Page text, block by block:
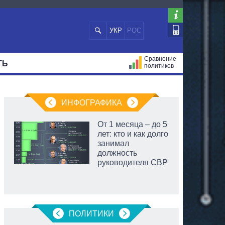
УКР РОС
Сравнение
политиков
ИНФОГРАФИКА
От 1 месяца – до 5
лет: кто и как долго
занимал
должность
руководителя СВР
ПОЛИТИКИ